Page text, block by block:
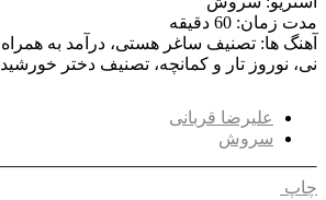
مدت زمان: 60 دقیقه
آهنگ ها: تصنیف ساغر هستی، درآمد به
نی، نوروز تار و کمانچه، تصنیف دختر خورشید
علیرضا قربانی
سروش
چاپ